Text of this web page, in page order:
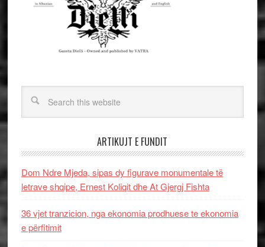
ARTIKUJT E FUNDIT
Dom Ndre Mjeda, sipas dy figurave monumentale të
letrave shqipe, Ernest Koliqit dhe At Gjergj Fishta
36 vjet tranzicion, nga ekonomia prodhuese te ekonomia
e përfitimit